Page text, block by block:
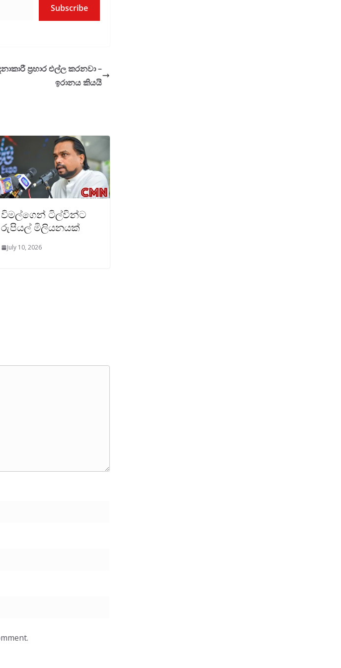
Subscribe
ප්‍රහාර එල්ල කරනවා –
ඉරානය කියයි
විමල්ගෙන් ටිල්වින්ට
රුපියල් මිලියනයක්
July 10, 2026